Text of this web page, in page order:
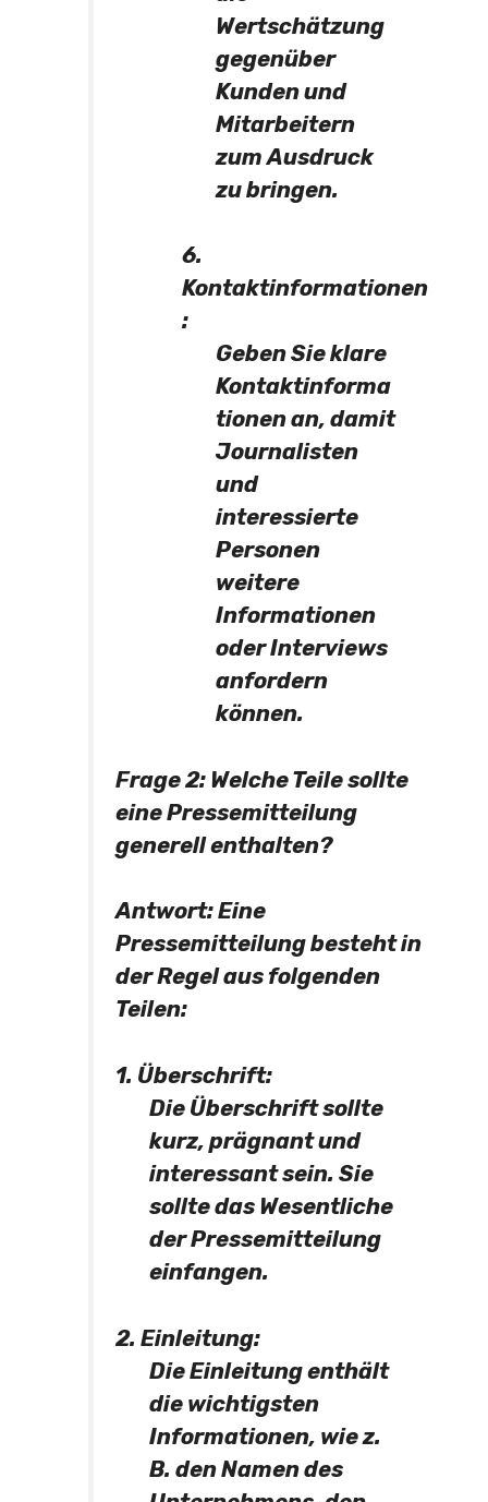
Wertschätzung
gegenüber
Kunden und
Mitarbeitern
zum Ausdruck
zu bringen.
6.
Kontaktinformationen
:
Geben Sie klare
Kontaktinforma
tionen an, damit
Journalisten
und
interessierte
Personen
weitere
Informationen
oder Interviews
anfordern
können.
Frage 2: Welche Teile sollte
eine Pressemitteilung
generell enthalten?
Antwort:Eine
Pressemitteilung besteht in
der Regel aus folgenden
Teilen:
1. Überschrift:
Die Überschrift sollte
kurz, prägnant und
interessant sein. Sie
sollte das Wesentliche
der Pressemitteilung
einfangen.
2. Einleitung:
Die Einleitung enthält
die wichtigsten
Informationen, wie z.
B. den Namen des